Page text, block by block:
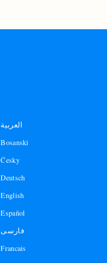
العربية
Bosanski
Česky
Deutsch
English
Español
فارسی
Francais